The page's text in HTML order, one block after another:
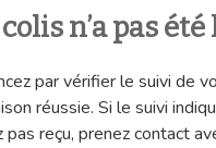
n’a pas
par vérifier le suivi de
réussie. Si le suivi
pas reçu, prenez contact